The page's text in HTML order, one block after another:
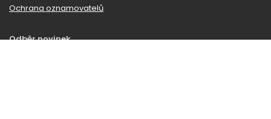
Ochrana oznamovatelů
Odběr novinek